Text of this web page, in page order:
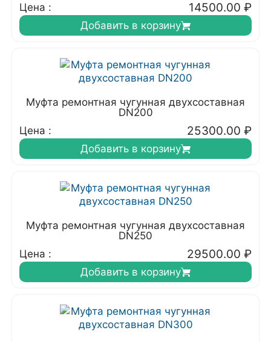
Цена :
14500.00 ₽
Добавить в корзину
Муфта ремонтная чугунная двухсоставная
DN200
Цена :
25300.00 ₽
Добавить в корзину
Муфта ремонтная чугунная двухсоставная
DN250
Цена :
29500.00 ₽
Добавить в корзину